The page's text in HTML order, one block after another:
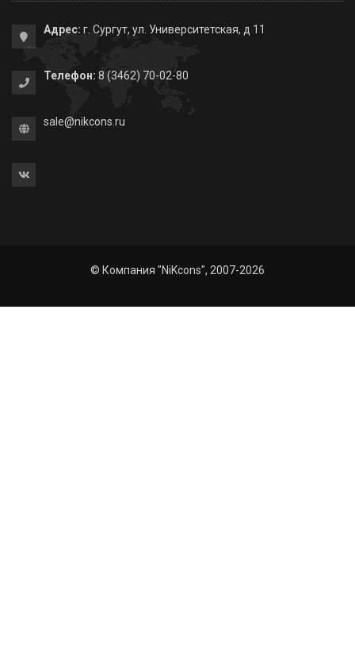
Адрес: г. Сургут, ул. Университетская, д 11
Телефон: 8 (3462) 70-02-80
sale@nikcons.ru
© Компания "NiKcons", 2007-2026